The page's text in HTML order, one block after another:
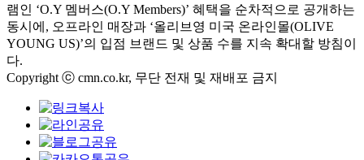
램인 ‘O.Y 멤버스(O.Y Members)’ 혜택을 순차적으로 공개하는
동시에, 오프라인 매장과 ‘올리브영 미국 온라인몰(OLIVE
YOUNG US)’의 입점 브랜드 및 상품 수를 지속 확대할 방침이
다.
Copyright ⓒ cmn.co.kr, 무단 전재 및 재배포 금지